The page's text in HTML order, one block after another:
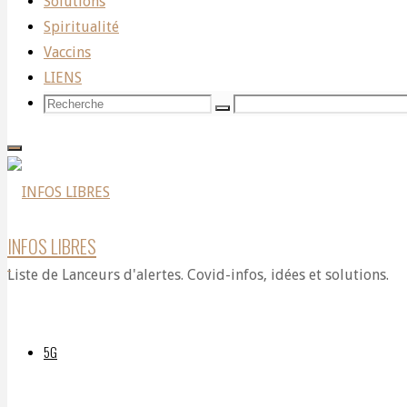
Spiritualité
Vaccins
LIENS
Recherche
Recherche
Recherche
INFOS LIBRES
Liste de Lanceurs d'alertes. Covid-infos, idées et solutions.
5G
Jeff
Bezos
avant
Amazon